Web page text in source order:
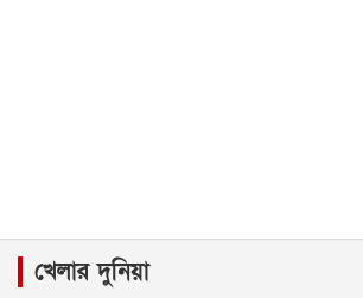
খেলার দুনিয়া